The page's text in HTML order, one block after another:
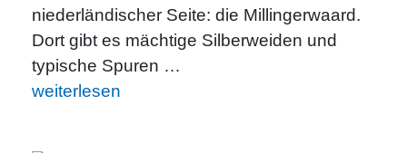
niederländischer Seite: die Millingerwaard.
Dort gibt es mächtige Silberweiden und
typische Spuren …
weiterlesen